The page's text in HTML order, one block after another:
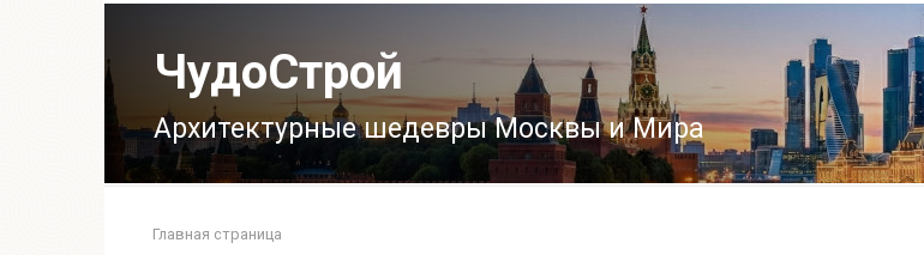
ЧудоСтрой
Архитектурные шедевры Москвы и Мира
Главная страница